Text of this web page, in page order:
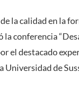
la calidad en la
conferencia
el destacado
de